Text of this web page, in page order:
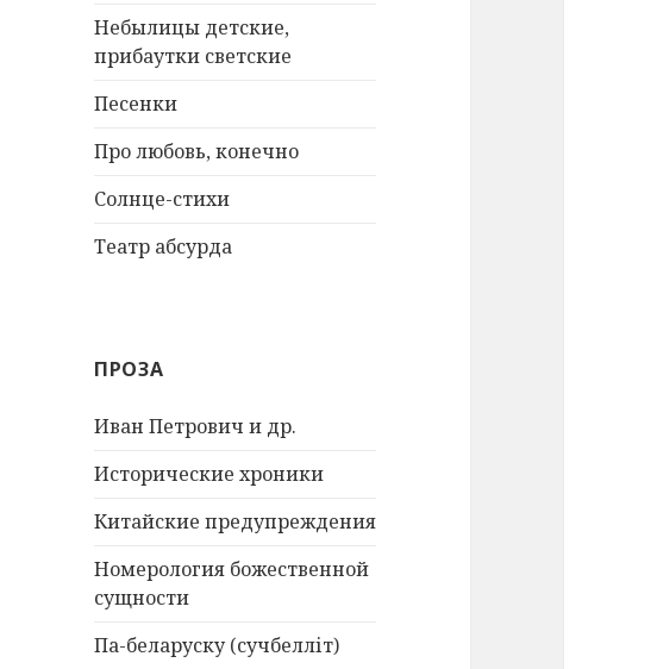
Небылицы детские,
прибаутки светские
Песенки
Про любовь, конечно
Солнце-стихи
Театр абсурда
ПРОЗА
Иван Петрович и др.
Исторические хроники
Китайские предупреждения
Номерология божественной
сущности
Па-беларуску (сучбелліт)